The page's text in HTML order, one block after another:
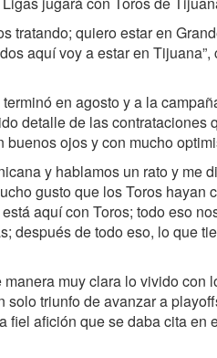
tratando; quiero estar en
aquí voy a estar en
en agosto y a la
detalle de las contrataciones
ojos y con mucho
y hablamos un rato y me
gusto que los Toros hayan
aquí con Toros; todo eso
después de todo eso, lo que
muy clara lo vivido con
triunfo de avanzar a
fiel afición que se daba cita en